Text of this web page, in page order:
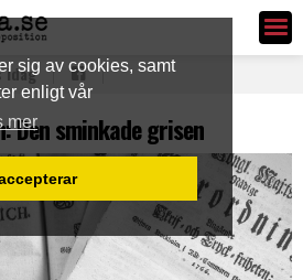
sig av cookies, samt
enligt vår
mer
Ledarsidorna.se
idag
Den sminkade grisen